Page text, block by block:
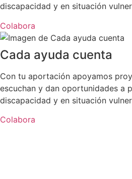
discapacidad y en situación
Colabora
Cada ayuda cuenta
Con tu aportación apoyamos
escuchan y dan oportunidades a
discapacidad y en situación
Colabora